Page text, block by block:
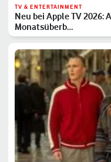
TV & ENTERTAINMENT
Neu bei Apple TV
Monatsüberb…